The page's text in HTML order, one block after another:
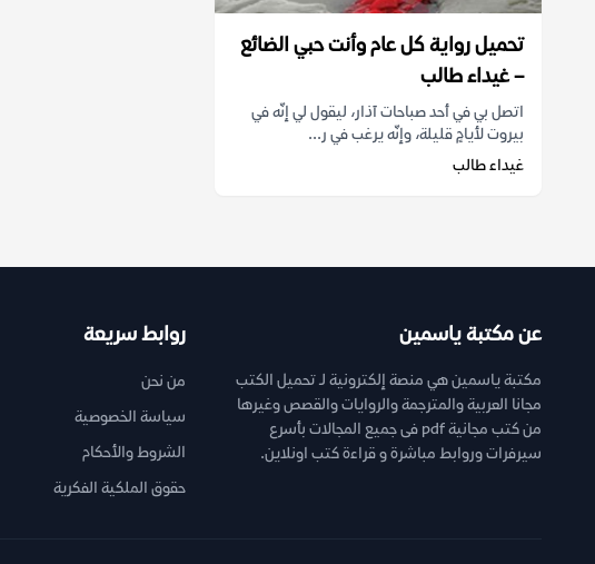
تحميل رواية كل عام وأنت حبي الضائع
– غيداء طالب
اتصل بي في أحد صباحات آذار، ليقول لي إنّه في
بيروت لأيامٍ قليلة، وإنّه يرغب في ر...
غيداء طالب
عن مكتبة ياسمين
مكتبة ياسمين هي منصة إلكترونية لـ تحميل الكتب
مجانا العربية والمترجمة والروايات والقصص وغيرها
من كتب مجانية pdf فى جميع المجالات بأسرع
سيرفرات وروابط مباشرة و قراءة كتب اونلاين.
روابط سريعة
من نحن
سياسة الخصوصية
الشروط والأحكام
حقوق الملكية الفكرية